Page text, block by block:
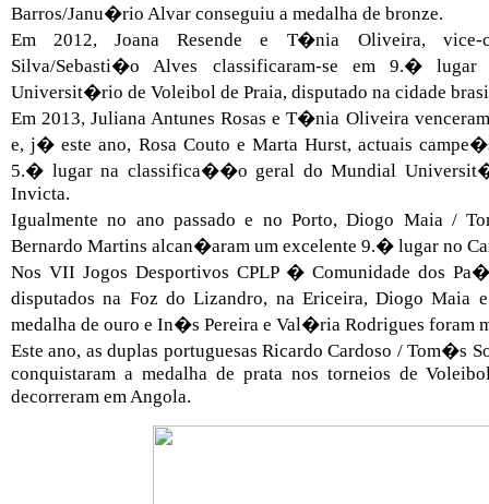
Barros/Janu�rio Alvar conseguiu a medalha de bronze.
Em 2012, Joana Resende e T�nia Oliveira, vice-
Silva/Sebasti�o Alves classificaram-se em 9.�
Universit�rio de Voleibol de Praia, disputado na cidade
Em 2013, Juliana Antunes Rosas e T�nia Oliveira
e, j� este ano, Rosa Couto e Marta Hurst, actuais
5.� lugar na classifica��o geral do Mundial
Invicta.
Igualmente no ano passado e no Porto, Diogo Maia /
Bernardo Martins alcan�aram um excelente 9.� lugar no
Nos VII Jogos Desportivos CPLP � Comunidade dos
disputados na Foz do Lizandro, na Ericeira, Diogo
medalha de ouro e In�s Pereira e Val�ria Rodrigues foram
Este ano, as duplas portuguesas Ricardo Cardoso / Tom�s
conquistaram a medalha de prata nos torneios de
decorreram em Angola.